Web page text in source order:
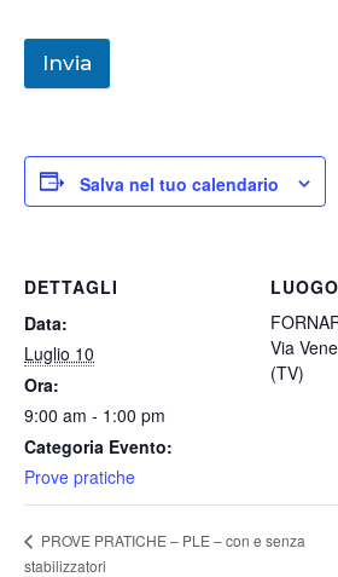
Invia
Salva nel tuo calendario
DETTAGLI
Data:
Luglio 10
Ora:
9:00 am - 1:00 pm
Categoria Evento:
Prove pratiche
LUOGO
Via
(TV)
PROVE PRATICHE – PLE – con e senza
stabilizzatori